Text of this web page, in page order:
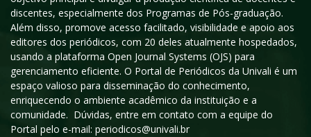
discentes, especialmente dos Programas de Pós-graduação.
Além disso, promove acesso facilitado, visibilidade e apoio aos
editores dos periódicos, com 20 deles atualmente hospedados,
usando a plataforma Open Journal Systems (OJS) para
gerenciamento eficiente. O Portal de Periódicos da Univali é um
espaço valioso para disseminação do conhecimento,
enriquecendo o ambiente acadêmico da instituição e a
comunidade. Dúvidas, entre em contato com a equipe do
Portal pelo e-mail: periodicos@univali.br